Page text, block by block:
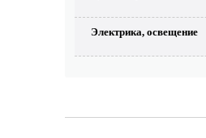
Электрика, освещение